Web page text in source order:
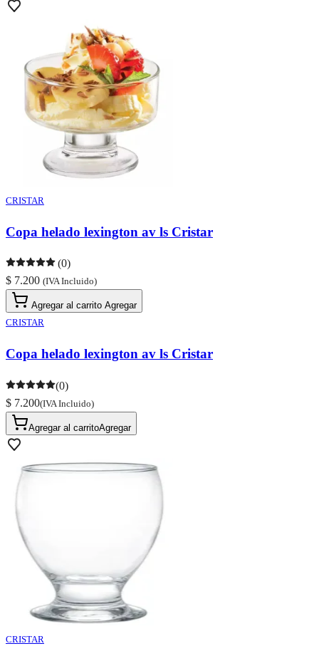
CRISTAR
Copa helado lexington av ls Cristar
(0)
$ 7.200 (IVA Incluido)
Agregar al carrito Agregar
CRISTAR
Copa helado lexington av ls Cristar
(0)
$ 7.200(IVA Incluido)
Agregar al carritoAgregar
CRISTAR